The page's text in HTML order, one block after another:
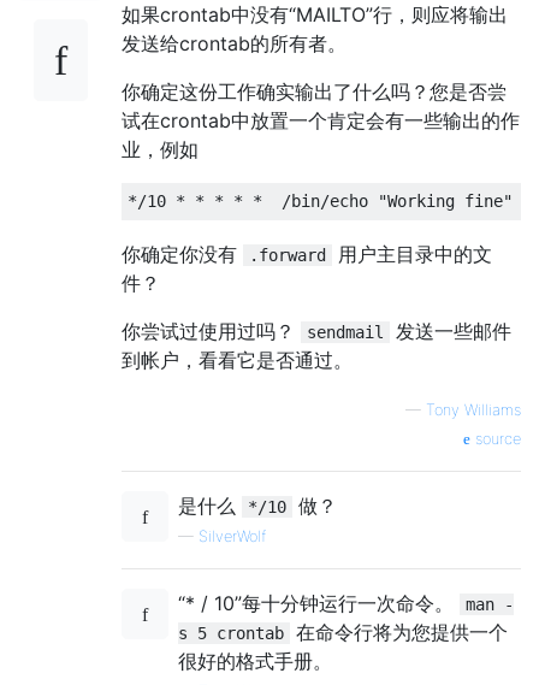
如果crontab中没有“MAILTO”行，则应将输出
发送给crontab的所有者。
你确定这份工作确实输出了什么吗？您是否尝
试在crontab中放置一个肯定会有一些输出的作
业，例如
你确定你没有 .forward
用户主目录中的文
件？
你尝试过使用过吗？
sendmail
发送一些邮件
到帐户，看看它是否通过。
— Tony Williams
source
是什么 */10 做？
— SilverWolf
“* / 10”每十分钟运行一次命令。
man -
s 5 crontab
在命令行将为您提供一个
很好的格式手册。